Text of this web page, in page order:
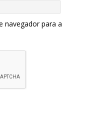
navegador para a